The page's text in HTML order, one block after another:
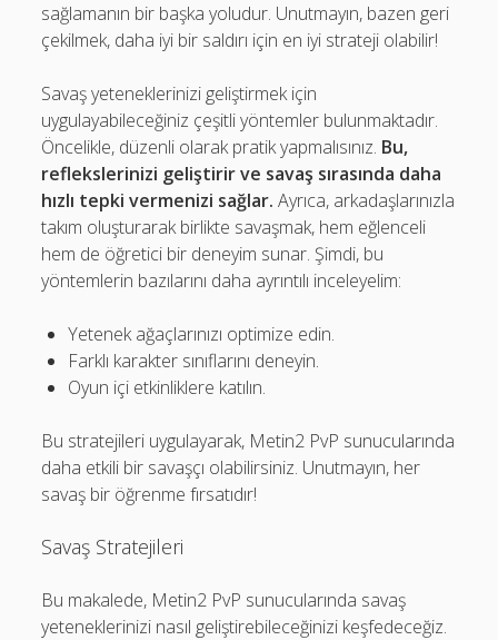
sağlamanın bir başka yoludur. Unutmayın, bazen geri
çekilmek, daha iyi bir saldırı için en iyi strateji olabilir!
Savaş yeteneklerinizi geliştirmek için
uygulayabileceğiniz çeşitli yöntemler bulunmaktadır.
Öncelikle, düzenli olarak pratik yapmalısınız. Bu,
reflekslerinizi geliştirir ve savaş sırasında daha
hızlı tepki vermenizi sağlar. Ayrıca, arkadaşlarınızla
takım oluşturarak birlikte savaşmak, hem eğlenceli
hem de öğretici bir deneyim sunar. Şimdi, bu
yöntemlerin bazılarını daha ayrıntılı inceleyelim:
Yetenek ağaçlarınızı optimize edin.
Farklı karakter sınıflarını deneyin.
Oyun içi etkinliklere katılın.
Bu stratejileri uygulayarak, Metin2 PvP sunucularında
daha etkili bir savaşçı olabilirsiniz. Unutmayın, her
savaş bir öğrenme fırsatıdır!
Savaş Stratejileri
Bu makalede, Metin2 PvP sunucularında savaş
yeteneklerinizi nasıl geliştirebileceğinizi keşfedeceğiz.